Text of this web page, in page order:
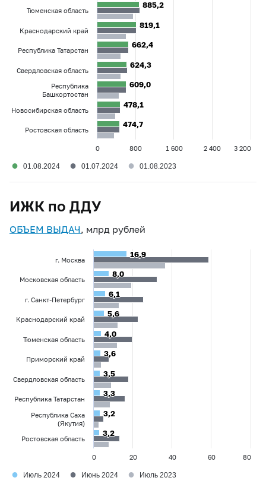
885,2
885,2
819,1
819,1
662,4
662,4
624,3
624,3
609,0
609,0
478,1
478,1
474,7
474,7
Тюменская область
Краснодарский край
Республика Татарстан
Свердловская область
Республика
Башкортостан
Новосибирская область
Ростовская область
0 800 1 600 2 400 3 200
● 01.08.2024 ● 01.07.2024 ● 01.08.2023
ИЖК по ДДУ
ОБЪЕМ ВЫДАЧ, млрд рублей
16,9
16,9
8,0
8,0
6,1
6,1
5,6
5,6
4,0
4,0
3,6
3,6
3,5
3,5
3,3
3,3
3,2
3,2
3,2
3,2
г. Москва
Московская область
г. Санкт-Петербург
Краснодарский край
Тюменская область
Приморский край
Свердловская область
Республика Татарстан
Республика Саха
(Якутия)
Ростовская область
0 20 40 60 80
● Июль 2024 ● Июнь 2024 ● Июль 2023